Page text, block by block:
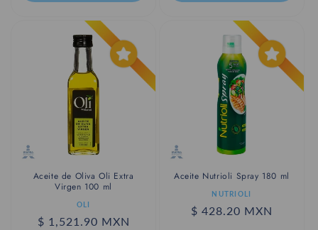
Aceite de Oliva Oli Extra
Virgen 100 ml
OLI
Precio
$ 1,521.90 MXN
Aceite Nutrioli Spray 180 ml
Proveedor:NUTRIOLI
Precio
$ 428.20 MXN